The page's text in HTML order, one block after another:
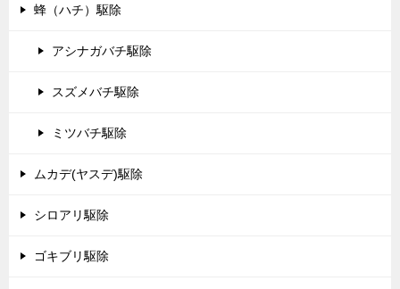
蜂（ハチ）駆除
アシナガバチ駆除
スズメバチ駆除
ミツバチ駆除
ムカデ(ヤスデ)駆除
シロアリ駆除
ゴキブリ駆除